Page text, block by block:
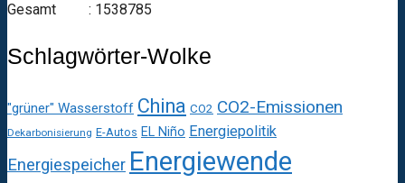
Gesamt : 1538785
Schlagwörter-Wolke
"grüner" Wasserstoff China CO2 CO2-Emissionen
Dekarbonisierung E-Autos EL Niño Energiepolitik
Energiespeicher Energiewende